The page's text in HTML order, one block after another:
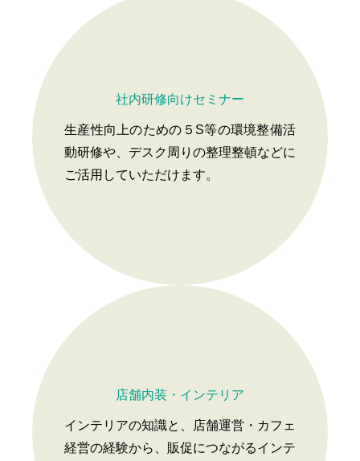
社内研修向けセミナー
生産性向上のための５S等の環境整備活
動研修や、デスク周りの整理整頓などに
ご活用していただけます。
店舗内装・インテリア
インテリアの知識と、店舗運営・カフェ
経営の経験から、販促につながるインテ